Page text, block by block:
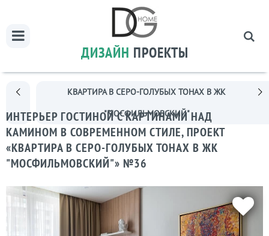
ДИЗАЙН ПРОЕКТЫ
КВАРТИРА В СЕРО-ГОЛУБЫХ ТОНАХ В ЖК
"МОСФИЛЬМОВСКИЙ"
ИНТЕРЬЕР ГОСТИНОЙ С КАРТИНАМИ НАД
КАМИНОМ В СОВРЕМЕННОМ СТИЛЕ, ПРОЕКТ
«КВАРТИРА В СЕРО-ГОЛУБЫХ ТОНАХ В ЖК
"МОСФИЛЬМОВСКИЙ"» №36